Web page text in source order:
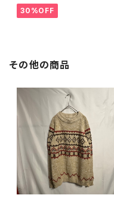
30%OFF
その他の商品